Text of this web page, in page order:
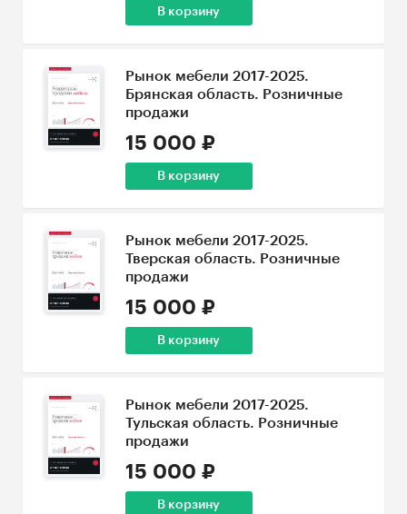
В корзину
Рынок мебели 2017-2025.
Брянская область. Розничные
продажи
15 000 ₽
В корзину
Рынок мебели 2017-2025.
Тверская область. Розничные
продажи
15 000 ₽
В корзину
Рынок мебели 2017-2025.
Тульская область. Розничные
продажи
15 000 ₽
В корзину